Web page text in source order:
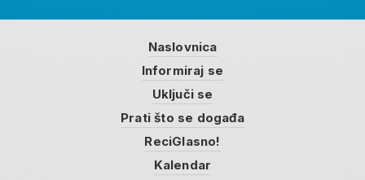
Naslovnica
Informiraj se
Uključi se
Prati što se događa
ReciGlasno!
Kalendar